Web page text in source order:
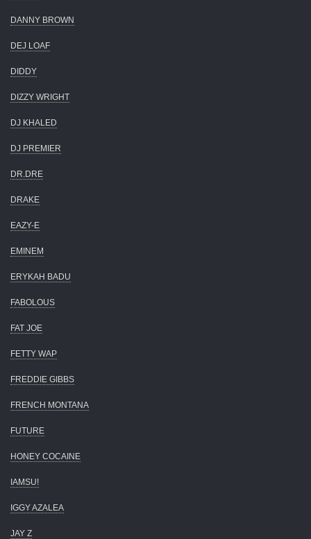
DANNY BROWN
DEJ LOAF
DIDDY
DIZZY WRIGHT
DJ KHALED
DJ PREMIER
DR.DRE
DRAKE
EAZY-E
EMINEM
ERYKAH BADU
FABOLOUS
FAT JOE
FETTY WAP
FREDDIE GIBBS
FRENCH MONTANA
FUTURE
HONEY COCAINE
IAMSU!
IGGY AZALEA
JAY Z